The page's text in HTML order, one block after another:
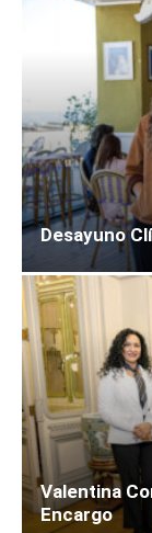
Desayuno
Valentina
Encargo